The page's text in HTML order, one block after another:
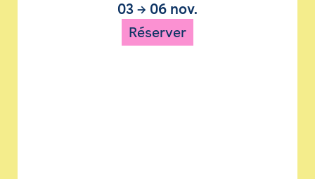
03 → 06 nov.
Réserver